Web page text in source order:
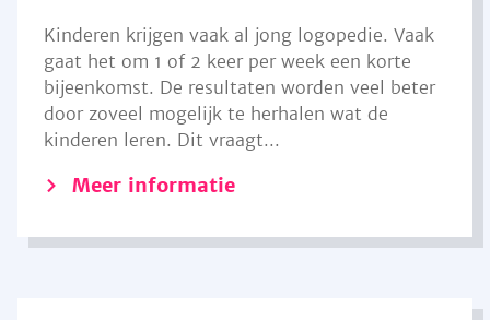
Kinderen krijgen vaak al jong logopedie. Vaak
gaat het om 1 of 2 keer per week een korte
bijeenkomst. De resultaten worden veel beter
door zoveel mogelijk te herhalen wat de
kinderen leren. Dit vraagt...
Meer informatie